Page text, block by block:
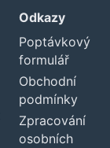
Odkazy
Poptávkový
formulář
Obchodní
podmínky
Zpracování
osobních